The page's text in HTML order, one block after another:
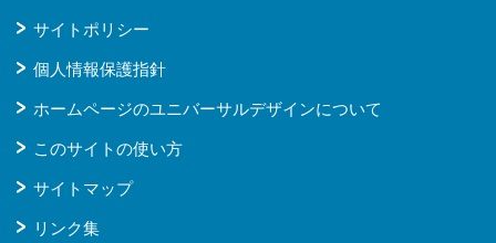
サイトポリシー
個人情報保護指針
ホームページのユニバーサルデザインについて
このサイトの使い方
サイトマップ
リンク集